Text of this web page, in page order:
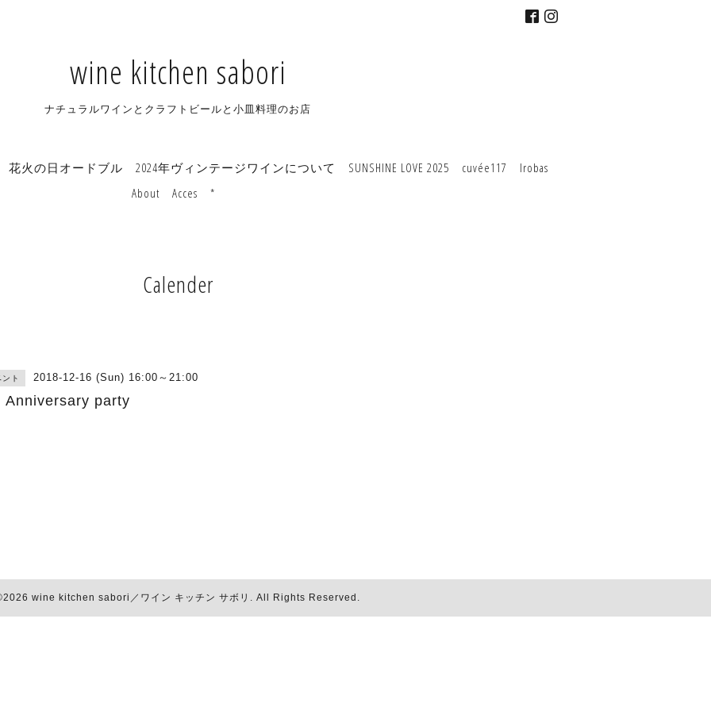
wine kitchen sabori
ナチュラルワインとクラフトビールと小皿料理のお店
花火の日オードブル 2024年ヴィンテージワインについて SUNSHINE LOVE 2025 cuvée117
Irobas
About
Acces *
Calender
ト 2018-12-16 (Sun) 16:00～21:00
Anniversary party
wine kitchen sabori／ワイン キッチン サボリ . All Rights Reserved.